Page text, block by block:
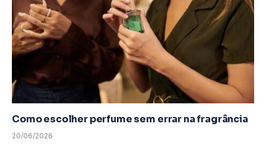
Como escolher perfume sem errar na fragrância
20/06/2026